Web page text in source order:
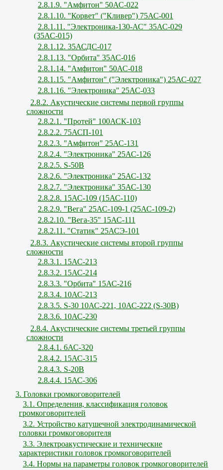
2.8.1.9. "Амфитон" 50АС-022
2.8.1.10. "Корвет" ("Кливер") 75АС-001
2.8.1.11. "Электроника-130-АС" 35АС-029
(35АС-015)
2.8.1.12. 35АСДС-017
2.8.1.13. "Орбита" 35АС-016
2.8.1.14. "Амфитон" 50АС-018
2.8.1.15. "Амфитон" ("Электроника") 25АС-027
2.8.1.16. "Электроника" 25АС-033
2.8.2. Акустические системы первой группы
сложности
2.8.2.1. "Протей" 100АСК-103
2.8.2.2. 75АСП-101
2.8.2.3. "Амфитон" 25АС-131
2.8.2.4. "Электроника" 25АС-126
2.8.2.5. S-50В
2.8.2.6. "Электроника" 25АС-132
2.8.2.7. "Электроника" 35АС-130
2.8.2.8. 15АС-109 (15АС-110)
2.8.2.9. "Вега" 25АС-109-1 (25АС-109-2)
2.8.2.10. "Вега-35" 15АС-111
2.8.2.11. "Статик" 25АСЭ-101
2.8.3. Акустические системы второй группы
сложности
2.8.3.1. 15АС-213
2.8.3.2. 15АС-214
2.8.3.3. "Орбита" 15АС-216
2.8.3.4. 10АС-213
2.8.3.5. S-30 10АС-221, 10АС-222 (S-30В)
2.8.3.6. 10АС-230
2.8.4. Акустические системы третьей группы
сложности
2.8.4.1. 6АС-320
2.8.4.2. 15АС-315
2.8.4.3. S-20B
2.8.4.4. 15АС-306
3. Головки громкоговорителей
3.1. Определения, классификация головок
громкоговорителей
3.2. Устройство катушечной электродинамической
головки громкоговорителя
3.3. Электроакустические и технические
характеристики головок громкоговорителей
3.4. Нормы на параметры головок громкоговорителей